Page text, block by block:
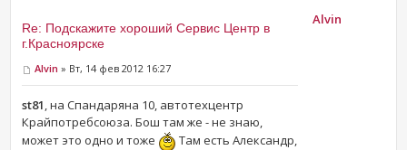
Re: Подскажите хороший Сервис Центр в
г.Красноярске
Alvin » Вт, 14 фев 2012 16:27
st81, на Спандаряна 10, автотехцентр
Крайпотребсоюза. Бош там же - не знаю,
может это одно и тоже
Там есть Александр,
Alvin